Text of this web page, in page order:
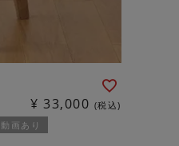
¥ 33,000
税込
動画あり